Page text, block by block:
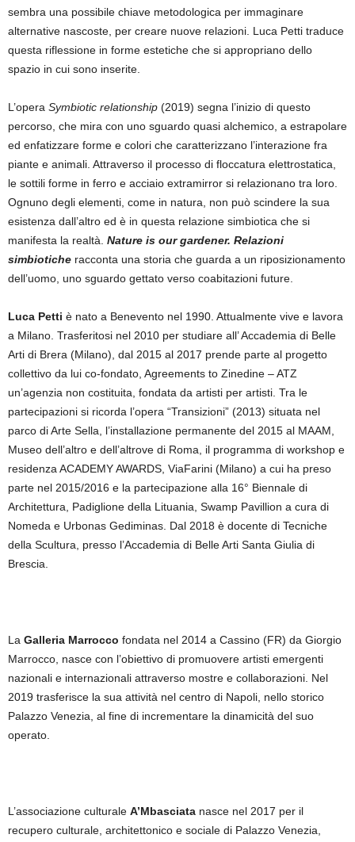
sembra una possibile chiave metodologica per immaginare
alternative nascoste, per creare nuove relazioni. Luca Petti traduce
questa riflessione in forme estetiche che si appropriano dello
spazio in cui sono inserite.
L’opera Symbiotic relationship (2019) segna l’inizio di questo
percorso, che mira con uno sguardo quasi alchemico, a estrapolare
ed enfatizzare forme e colori che caratterizzano l’interazione fra
piante e animali. Attraverso il processo di floccatura elettrostatica,
le sottili forme in ferro e acciaio extramirror si relazionano tra loro.
Ognuno degli elementi, come in natura, non può scindere la sua
esistenza dall’altro ed è in questa relazione simbiotica che si
manifesta la realtà. Nature is our gardener. Relazioni
simbiotiche racconta una storia che guarda a un riposizionamento
dell’uomo, uno sguardo gettato verso coabitazioni future.
Luca Petti è nato a Benevento nel 1990. Attualmente vive e lavora
a Milano. Trasferitosi nel 2010 per studiare all’ Accademia di Belle
Arti di Brera (Milano), dal 2015 al 2017 prende parte al progetto
collettivo da lui co-fondato, Agreements to Zinedine – ATZ
un’agenzia non costituita, fondata da artisti per artisti. Tra le
partecipazioni si ricorda l’opera “Transizioni” (2013) situata nel
parco di Arte Sella, l’installazione permanente del 2015 al MAAM,
Museo dell’altro e dell’altrove di Roma, il programma di workshop e
residenza ACADEMY AWARDS, ViaFarini (Milano) a cui ha preso
parte nel 2015/2016 e la partecipazione alla 16° Biennale di
Architettura, Padiglione della Lituania, Swamp Pavillion a cura di
Nomeda e Urbonas Gediminas. Dal 2018 è docente di Tecniche
della Scultura, presso l’Accademia di Belle Arti Santa Giulia di
Brescia.
La Galleria Marrocco fondata nel 2014 a Cassino (FR) da Giorgio
Marrocco, nasce con l’obiettivo di promuovere artisti emergenti
nazionali e internazionali attraverso mostre e collaborazioni. Nel
2019 trasferisce la sua attività nel centro di Napoli, nello storico
Palazzo Venezia, al fine di incrementare la dinamicità del suo
operato.
L’associazione culturale A’Mbasciata nasce nel 2017 per il
recupero culturale, architettonico e sociale di Palazzo Venezia,